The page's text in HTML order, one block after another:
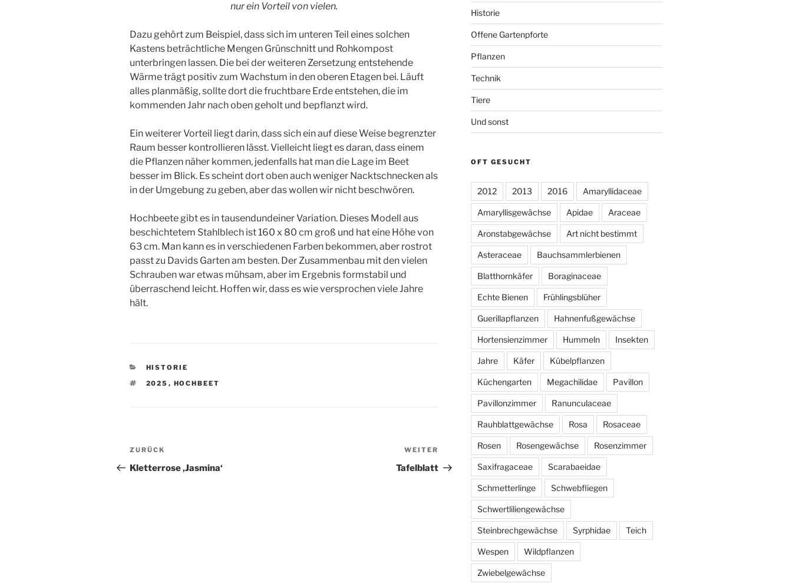
nur ein Vorteil von vielen.
Dazu gehört zum Beispiel, dass sich im unteren Teil eines solchen
Kastens beträchtliche Mengen Grünschnitt und Rohkompost
unterbringen lassen. Die bei der weiteren Zersetzung entstehende
Wärme trägt positiv zum Wachstum in den oberen Etagen bei. Läuft
alles planmäßig, sollte dort die fruchtbare Erde entstehen, die im
kommenden Jahr nach oben geholt und bepflanzt wird.
Ein weiterer Vorteil liegt darin, dass sich ein auf diese Weise begrenzter
Raum besser kontrollieren lässt. Vielleicht liegt es daran, dass einem
die Pflanzen näher kommen, jedenfalls hat man die Lage im Beet
besser im Blick. Es scheint dort oben auch weniger Nacktschnecken als
in der Umgebung zu geben, aber das wollen wir nicht beschwören.
Hochbeete gibt es in tausendundeiner Variation. Dieses Modell aus
beschichtetem Stahlblech ist 160 x 80 cm groß und hat eine Höhe von
63 cm. Man kann es in verschiedenen Farben bekommen, aber rostrot
passt zu Davids Garten am besten. Der Zusammenbau mit den vielen
Schrauben war etwas mühsam, aber im Ergebnis formstabil und
überraschend leicht. Hoffen wir, dass es wie versprochen viele Jahre
hält.
KATEGORIEN
HISTORIE
SCHLAGWÖRTER
2025 , HOCHBEET
Beitragsnavigation
Vorheriger
Beitrag
ZURÜCK
Kletterrose ‚Jasmina‘
Nächster
Beitrag
WEITER
Tafelblatt
Historie
Offene Gartenpforte
Pflanzen
Technik
Tiere
Und sonst
OFT GESUCHT
2012 2013 2016 Amaryllidaceae
Amaryllisgewächse Apidae Araceae
Aronstabgewächse Art nicht bestimmt
Asteraceae Bauchsammlerbienen
Blatthornkäfer Boraginaceae
Echte Bienen Frühlingsblüher
Guerillapflanzen Hahnenfußgewächse
Hortensienzimmer Hummeln Insekten
Jahre Käfer Kübelpflanzen
Küchengarten Megachilidae Pavillon
Pavillonzimmer Ranunculaceae
Rauhblattgewächse Rosa Rosaceae
Rosen Rosengewächse Rosenzimmer
Saxifragaceae Scarabaeidae
Schmetterlinge Schwebfliegen
Schwertliliengewächse
Steinbrechgewächse Syrphidae Teich
Wespen Wildpflanzen
Zwiebelgewächse